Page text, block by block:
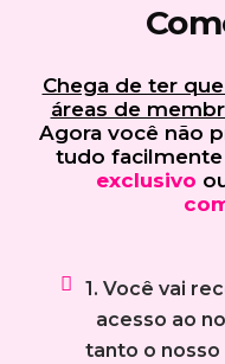
Chega de ter
áreas de
Agora você não
tudo
exclusivo
1. Você vai
acesso ao
tanto o